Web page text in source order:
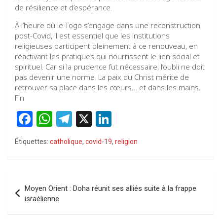
de résilience et d’espérance.
À l’heure où le Togo s’engage dans une reconstruction
post-Covid, il est essentiel que les institutions
religieuses participent pleinement à ce renouveau, en
réactivant les pratiques qui nourrissent le lien social et
spirituel. Car si la prudence fut nécessaire, l’oubli ne doit
pas devenir une norme. La paix du Christ mérite de
retrouver sa place dans les cœurs… et dans les mains.
Fin
F
a
o
o
k
W
h
A
p
p
T
e
a
X
ke
n
Étiquettes: catholique, covid-19, religion
de
l’article
Moyen Orient : Doha réunit ses alliés suite à la frappe
israélienne